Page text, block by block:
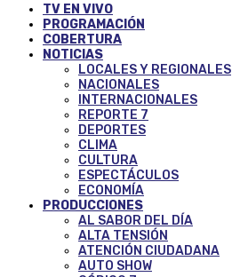
TV EN VIVO
PROGRAMACIÓN
COBERTURA
NOTICIAS
LOCALES Y REGIONALES
NACIONALES
INTERNACIONALES
REPORTE 7
DEPORTES
CLIMA
CULTURA
ESPECTÁCULOS
ECONOMÍA
PRODUCCIONES
AL SABOR DEL DÍA
ALTA TENSIÓN
ATENCIÓN CIUDADANA
AUTO SHOW